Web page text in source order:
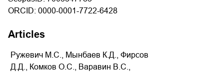
ORCID: 0000-0001-7722-6428
Articles
Ружевич М.С., Мынбаев К.Д., Фирсов
Д.Д., Комков О.С., Варавин В.С.,